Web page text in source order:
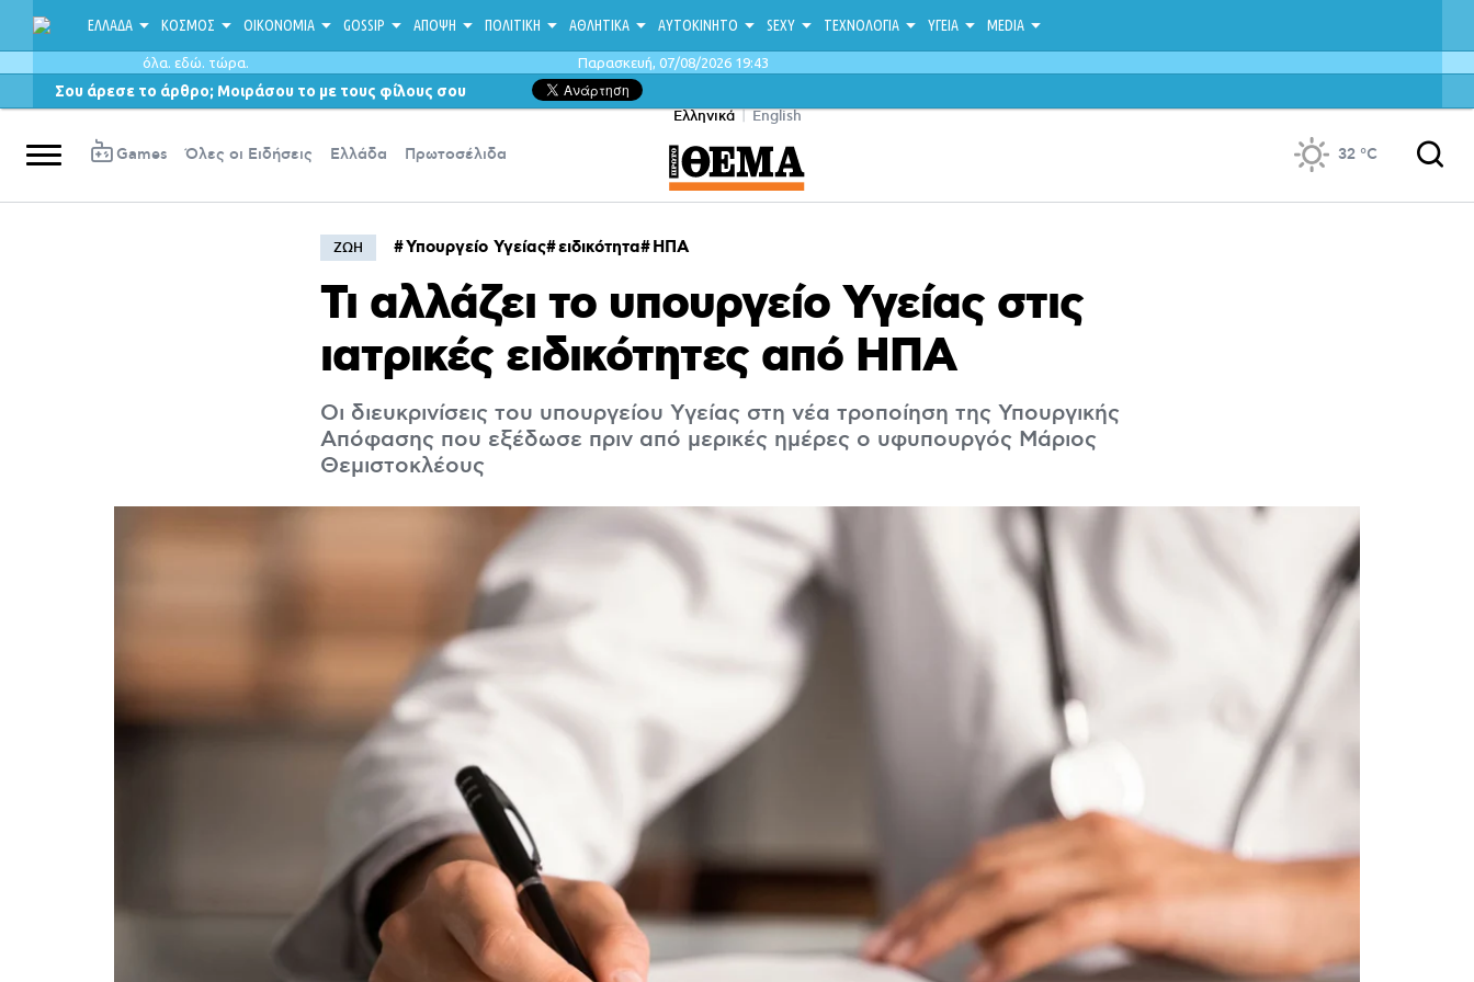
ΕΛΛΑΔΑ ΚΟΣΜΟΣ ΟΙΚΟΝΟΜΙΑ GOSSIP ΑΠΟΨΗ ΠΟΛΙΤΙΚΗ ΑΘΛΗΤΙΚΑ ΑΥΤΟΚΙΝΗΤΟ SEXY ΤΕΧΝΟΛΟΓΙΑ ΥΓΕΙΑ MEDIA
όλα. εδώ. τώρα. Παρασκευή, 07/08/2026 19:43
Σου άρεσε το άρθρο; Μοιράσου το με τους φίλους σου